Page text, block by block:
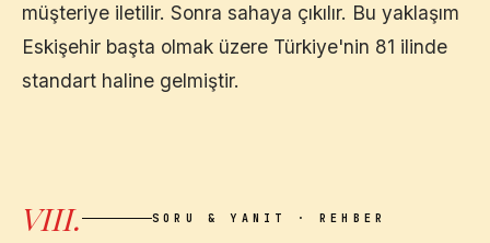
müşteriye iletilir. Sonra sahaya çıkılır. Bu yaklaşım
Eskişehir başta olmak üzere Türkiye'nin 81 ilinde
standart haline gelmiştir.
VIII. SORU & YANIT · REHBER